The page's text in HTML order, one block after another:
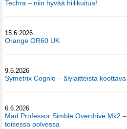
Techra – niin hyvää hiilikuitua!
15.6.2026
Orange OR60 UK
9.6.2026
Symetrix Cognio – älylaitteista
6.6.2026
Mad Professor Simble Overdrive Mk2
toisessa polvessa